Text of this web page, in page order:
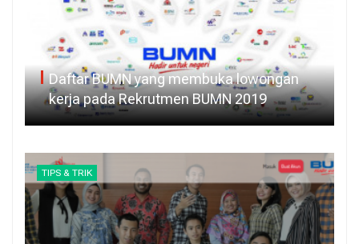
Daftar BUMN yang membuka lowongan
kerja pada Rekrutmen BUMN 2019
TIPS & TRIK